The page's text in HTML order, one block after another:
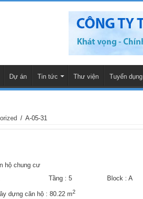
Dự án Tin tức Thư viện Tuyển dụng
/ A-05-31
hộ chung cư
: 31 Tầng : 5 Block : A
dựng căn hộ : 80.22 m2